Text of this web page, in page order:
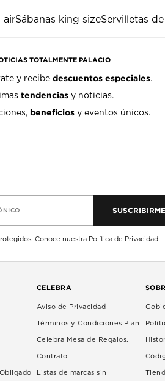
airSábanas king sizeServilletas
TOTALMENTE PALACIO
y recibedescuentos especiales.
tendencias y noticias.
beneficios y eventos únicos.
SUSCRIBIRME
Conoce nuestra Política de Privacidad
CELEBRA
Aviso de Privacidad
Términos y Condiciones Plan
Celebra Mesa de Regalos.
Contrato
Listas de marcas sin